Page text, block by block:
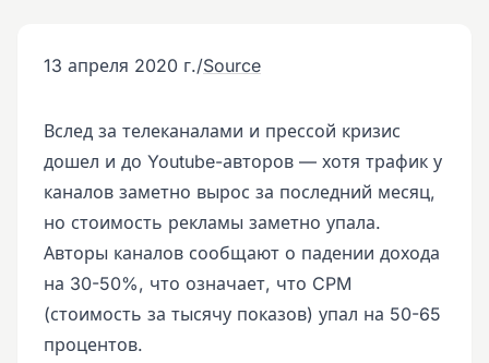
13 апреля 2020 г./Source
Вслед за телеканалами и прессой кризис
дошел и до Youtube-авторов — хотя трафик у
каналов заметно вырос за последний месяц,
но стоимость рекламы заметно упала.
Авторы каналов сообщают о падении дохода
на 30-50%, что означает, что CPM
(стоимость за тысячу показов) упал на 50-65
процентов.